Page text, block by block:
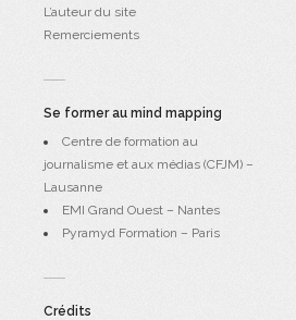
L’auteur du site
Remerciements
Se former au mind mapping
Centre de formation au
journalisme et aux médias (CFJM) –
Lausanne
EMI Grand Ouest – Nantes
Pyramyd Formation – Paris
Crédits